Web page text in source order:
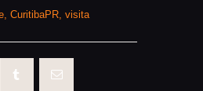
, CuritibaPR, visita